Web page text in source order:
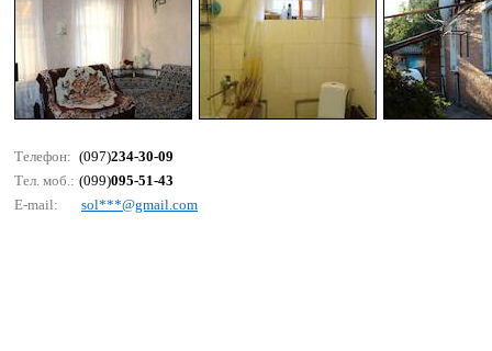
Телефон: (097)234-30-09
Тел. моб.: (099)095-51-43
E-mail:
sоl***@gmаil.соm